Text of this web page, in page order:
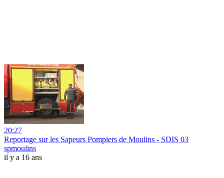
20:27
Reportage sur les Sapeurs Pompiers de Moulins - SDIS 03
spmoulins
il y a 16 ans